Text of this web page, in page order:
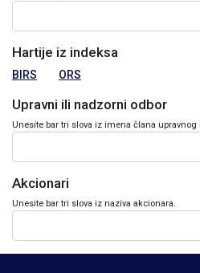
Hartije iz indeksa
BIRS ORS
Upravni ili nadzorni odbor
Unesite bar tri slova iz imena člana
Akcionari
Unesite bar tri slova iz naziva akcionara.